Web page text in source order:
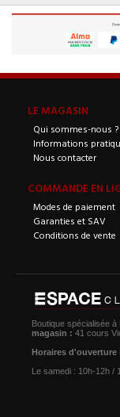
LE MAGASIN
Qui sommes-nous ?
Informations
Nous contacter
COMMANDE EN
Modes de paiement
Garanties et SAV
Conditions de vente
Boutique spécialisée à
magasin : 41 cours
Horaires d'ouverture
Le samedi : 10h-12h /